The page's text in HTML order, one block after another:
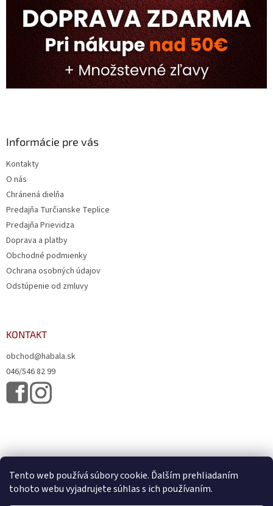
Tento web používá súbory cookie. Ďalším prehliadaním
tohoto webu vyjadrujete súhlas s ich používaním.
Informácie pre vás
Kontakty
O nás
Chránená dielňa
Predajňa Turčianske Teplice
Predajňa Prievidza
Doprava a platby
Obchodné podmienky
Ochrana osobných údajov
Odstúpenie od zmluvy
KONTAKT
obchod@habala.sk
046/546 82 99